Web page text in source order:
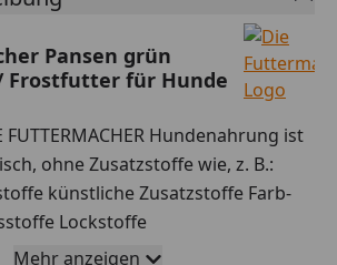
Pansen grün
Frostfutter für Hunde
FUTTERMACHER Hundenahrung ist
ohne Zusatzstoffe wie, z. B.:
künstliche Zusatzstoffe Farb-
Lockstoffe
folgende Lieferhinweise:
Mehr anzeigen